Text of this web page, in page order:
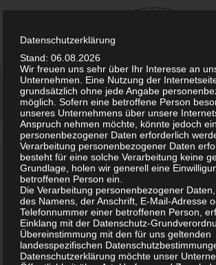
content
Virus
Datenschutzerklärung
Stand: 06.08.2026
Wir freuen uns sehr über Ihr Interesse an
Unternehmen. Eine Nutzung der
grundsätzlich ohne jede Angabe
möglich. Sofern eine betroffene Person
unseres Unternehmens über unsere
Anspruch nehmen möchte, könnte jedoch
personenbezogener Daten erforderlich
Verarbeitung personenbezogener Daten
besteht für eine solche Verarbeitung keine
Grundlage, holen wir generell eine
betroffenen Person ein.
Die Verarbeitung personenbezogener
des Namens, der Anschrift, E-Mail-Adresse
Telefonnummer einer betroffenen Person,
Einklang mit der Datenschutz-
Übereinstimmung mit den für uns geltenden
landesspezifischen
Datenschutzerklärung möchte unser